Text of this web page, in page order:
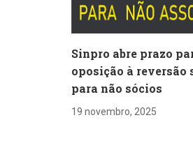
Sinpro abre prazo
oposição à reversão
para não sócios
19 novembro, 2025